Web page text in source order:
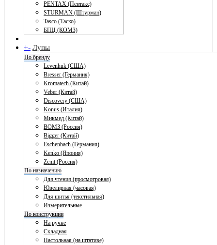
PENTAX (Пентакс)
STURMAN (Штурман)
Tasco (Таско)
БПЦ (КОМЗ)
+- Лупы
По бренду
Levenhuk (США)
Bresser (Германия)
Kromatech (Китай)
Veber (Китай)
Discovery (США)
Konus (Италия)
Микмед (Китай)
ВОМЗ (Россия)
Bigger (Китай)
Eschenbach (Германия)
Kenko (Япония)
Zenit (Россия)
По назначению
Для чтения (просмотровая)
Ювелирная (часовая)
Для шитья (текстильная)
Измерительные
По конструкции
На ручке
Складная
Настольная (на штативе)